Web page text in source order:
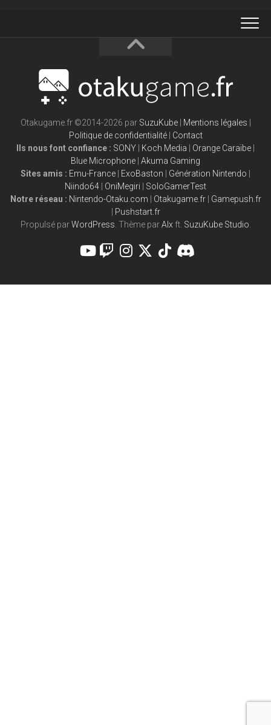
Otakugame.fr ©2014-2026 par SuzuKube| Mentions légales
Politique de confidentialité| Contact
Ils nous font confiance : SONY Koch Media Orange Caraïbe
Blue Microphone Akuma Gaming
Sites amis : Emu-France ExoBaston Génération Nintendo
Niindo64
OniMegiri
SoloGamerTest
Notre réseau : Nintendo-Otaku.com Otakugame.fr| Gamepush.fr
Pushstart.fr
Propulsé parWordPress . Thème parAlx ft. SuzuKube Studio